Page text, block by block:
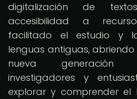
digitalización de
accesibilidad a
facilitado el estudio y
lenguas antiguas,
nueva generación
investigadores y
explorar y comprender el